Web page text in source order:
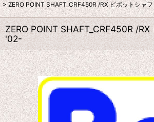
> ZERO POINT SHAFT_CRF450R /RX ピボットシャ
ZERO POINT SHAFT_CRF450R /RX
'02-